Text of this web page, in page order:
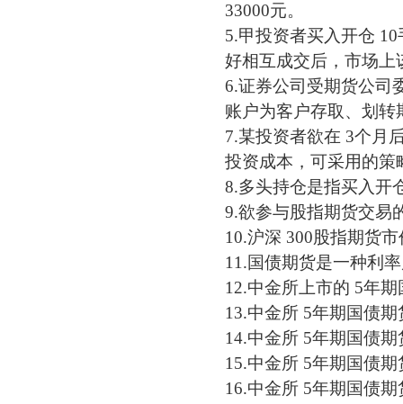
33000元。
5.甲投资者买入开仓 10
好相互成交后，市场上
6.证券公司受期货公司
账户为客户存取、划转
7.某投资者欲在 3个月
投资成本，可采用的策
8.多头持仓是指买入开
9.欲参与股指期货交易
10.沪深 300股指期货
11.国债期货是一种利
12.中金所上市的 5年
13.中金所 5年期国债
14.中金所 5年期国债
15.中金所 5年期国债
16.中金所 5年期国债